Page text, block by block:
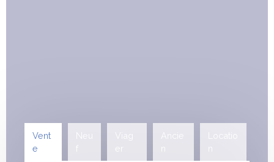
Vent
e
Neu
f
Viag
er
Ancie
n
n